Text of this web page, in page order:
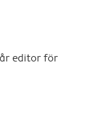
editor för